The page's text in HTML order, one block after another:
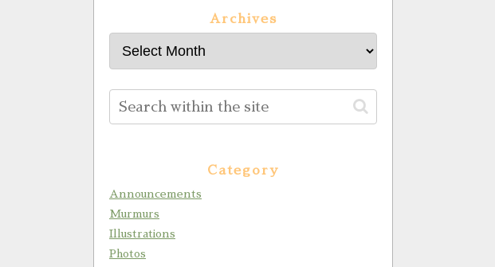
Archives
Category
Announcements
Murmurs
Illustrations
Photos